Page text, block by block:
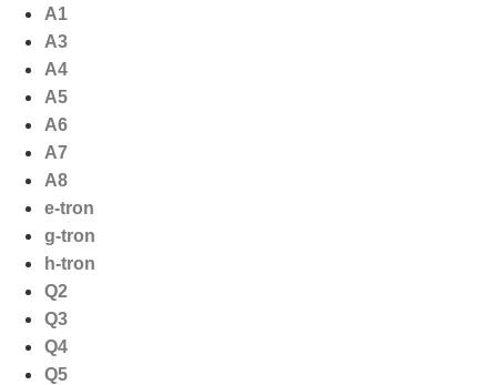
naar
inhoud
A1
A3
A4
A5
A6
A7
A8
e-tron
g-tron
h-tron
Q2
Q3
Q4
Q5